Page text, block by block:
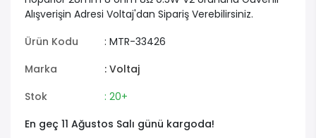
Alışverişin Adresi Voltaj'dan Sipariş Verebilirsiniz.
Ürün Kodu
: MTR-33426
Marka
: Voltaj
Stok
: 20+
En geç 11 Ağustos Salı günü kargoda!